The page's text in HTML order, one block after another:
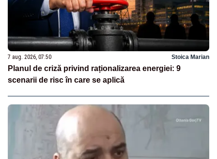
7 aug. 2026, 07:50 Stoica Marian
Planul de criză privind raționalizarea energiei: 9
scenarii de risc în care se aplică